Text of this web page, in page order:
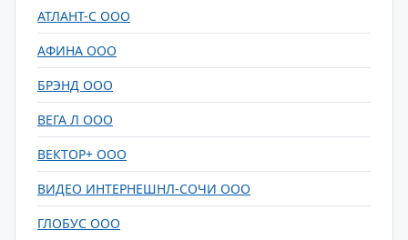
АТЛАНТ-С ООО
АФИНА ООО
БРЭНД ООО
ВЕГА Л ООО
ВЕКТОР+ ООО
ВИДЕО ИНТЕРНЕШНЛ-СОЧИ ООО
ГЛОБУС ООО